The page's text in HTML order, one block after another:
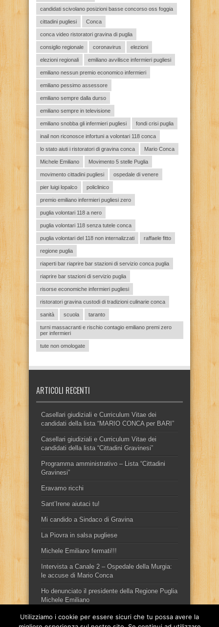
candidati scivolano posizioni basse concorso oss foggia
cittadini pugliesi Conca
conca video ristoratori gravina di puglia
consiglio regionale coronavirus elezioni
elezioni regionali emiliano avvilisce infermieri pugliesi
emiliano nessun premio economico infermieri
emiliano pessimo assessore
emiliano sempre dalla durso
emiliano sempre in televisione
emiliano snobba gli infermieri pugliesi fondi crisi puglia
inail non riconosce infortuni a volontari 118 conca
lo stato aiuti i ristoratori di gravina conca Mario Conca
Michele Emiliano Movimento 5 stelle Puglia
movimento cittadini pugliesi ospedale di venere
pier luigi lopalco policlinico
premio emiliano infermieri pugliesi zero
puglia volontari 118 a nero
puglia volontari 118 senza tutele conca
puglia volontari del 118 non internalizzati raffaele fitto
regione puglia
riaperti bar riaprire bar stazioni di servizio conca puglia
riaprire bar stazioni di servizio puglia
risorse economiche infermieri pugliesi
ristoratori gravina custodi di tradizioni culinarie conca
sanità scuola taranto
turni massacranti e rischio contagio emiliano premi zero
per infermieri
tute non omologate
ARTICOLI RECENTI
Casellari giudiziali e Curriculum Vitae dei
candidati della lista “MARIO CONCA per BARI”
Casellari giudiziali e Curriculum Vitae dei
candidati della lista “Cittadini Gravinesi”
Programma amministrativo – Lista “Cittadini
Gravinesi”
Eravamo ricchi
Sant’Irene aiutaci tu!
Mi candido a Sindaco di Gravina
La Piovra in salsa pugliese
Michele Emiliano fermati!!!
Intervista a Canale 2 – Ospedale della Murgia:
le accuse di Mario Conca
Ho denunciato il presidente della Regione Puglia
Michele Emiliano
Utilizziamo i cookie per essere sicuri che tu possa avere la